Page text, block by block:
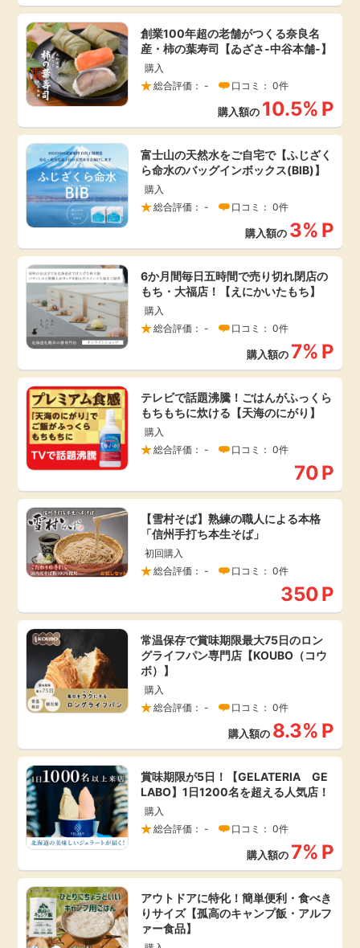
モニター
ポイ活お得情報
お友達紹介
カード比較
毎日ゲット
特集一覧
GMOポイ活の使い方
ヘルプセンター
進学・教育
美容・健康
月額有料サービス
銀行・金融・投資
家計の固定費
創業100年超の老舗がつくる奈良名
産・柿の葉寿司【ゐざさ‐中谷本舗‐】
購入
総合評価： -
口コミ： 0件
購入額の 10.5% P
富士山の天然水をご自宅で【ふじざく
ら命水のバッグインボックス(BIB)】
購入
総合評価： -
口コミ： 0件
購入額の 3% P
6か月間毎日五時間で売り切れ閉店の
もち・大福店！【えにかいたもち】
購入
総合評価： -
口コミ： 0件
購入額の 7% P
テレビで話題沸騰！ごはんがふっくら
もちもちに炊ける【天海のにがり】
購入
総合評価： -
口コミ： 0件
70P
【雪村そば】熟練の職人による本格
「信州手打ち本生そば」
初回購入
総合評価： -
口コミ： 0件
350P
常温保存で賞味期限最大75日のロン
グライフパン専門店【KOUBO（コウ
ボ）】
購入
総合評価： -
口コミ： 0件
購入額の 8.3% P
賞味期限が5日！【GELATERIA GE
LABO】1日1200名を超える人気店！
購入
総合評価： -
口コミ： 0件
購入額の 7% P
アウトドアに特化！簡単便利・食べき
りサイズ【孤高のキャンプ飯・アルフ
ァー食品】